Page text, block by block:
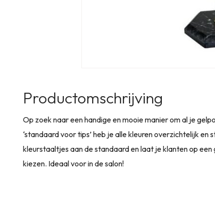
Productomschrijving
Op zoek naar een handige en mooie manier om al je
‘standaard voor tips’ heb je alle kleuren overzichtelijk
kleurstaaltjes aan de standaard en laat je klanten op
kiezen. Ideaal voor in de salon!